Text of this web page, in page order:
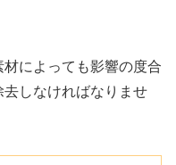
によっても影響の度合
しなければなりませ